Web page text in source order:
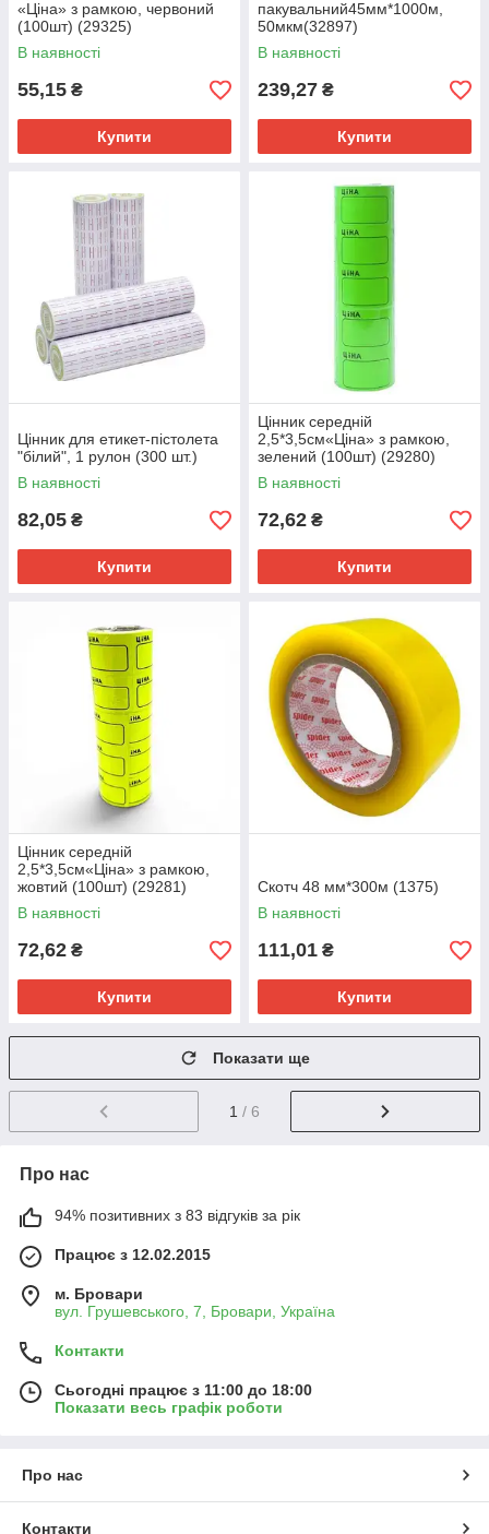
«Ціна» з рамкою, червоний
(100шт) (29325)
В наявності
55,15 ₴
Купити
пакувальний45мм*1000м,
50мкм(32897)
В наявності
239,27 ₴
Купити
Цінник для етикет-пістолета
"білий", 1 рулон (300 шт.)
В наявності
82,05 ₴
Купити
Цінник середній
2,5*3,5см«Ціна» з рамкою,
зелений (100шт) (29280)
В наявності
72,62 ₴
Купити
Цінник середній
2,5*3,5см«Ціна» з рамкою,
жовтий (100шт) (29281)
В наявності
72,62 ₴
Купити
Скотч 48 мм*300м (1375)
В наявності
111,01 ₴
Купити
Показати ще
1 / 6
Про нас
94% позитивних з 83 відгуків за рік
Працює з 12.02.2015
м. Бровари
вул. Грушевського, 7, Бровари, Україна
Контакти
Сьогодні працює з 11:00 до 18:00
Показати весь графік роботи
Про нас
Контакти